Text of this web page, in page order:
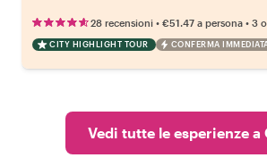
28 recensioni • €51.47 a persona • 3
CITY HIGHLIGHT TOUR CONFERMA
Vedi tutte le esperienze a